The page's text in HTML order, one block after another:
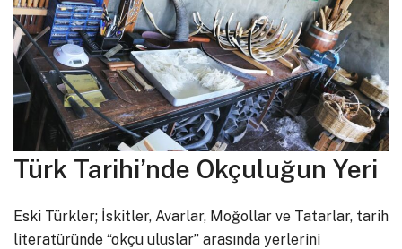
Türk Tarihi’nde Okçuluğun Yeri
Eski Türkler; İskitler, Avarlar, Moğollar ve Tatarlar, tarih
literatüründe “okçu uluslar” arasında yerlerini